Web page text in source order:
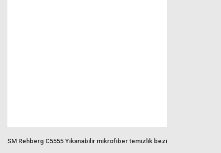
SM Rehberg C5555 Yıkanabilir mikrofiber temizlik bezi